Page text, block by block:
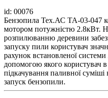
id: 00076
Бензопила Тех.АС ТА-03-047
мотором потужністю 2.8кВт.
розпилюванню деревини
запуску пили користувач
рахунок встановленої системи
допомогою якого користувач в
підкачування паливної
запуск бензопили.